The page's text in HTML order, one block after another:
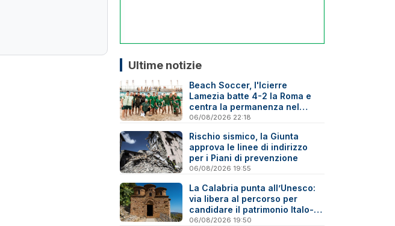
Ultime notizie
Beach Soccer, l'Icierre
Lamezia batte 4-2 la Roma e
centra la permanenza nel
massimo torneo nazionale
06/08/2026 22:18
Rischio sismico, la Giunta
approva le linee di indirizzo
per i Piani di prevenzione
06/08/2026 19:55
La Calabria punta all’Unesco:
via libera al percorso per
candidare il patrimonio Italo-
Greco medievale
06/08/2026 19:50